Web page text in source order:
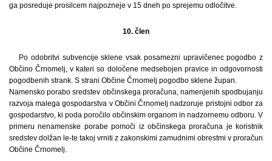
ga posreduje prosilcem najpozneje v 15 dneh po sprejemu odločitve.
10. člen
Po odobritvi subvencije sklene vsak posamezni upravičenec pogodbo z
Občino Črnomelj, v kateri so določene medsebojen pravice in odgovornosti
pogodbenih strank. S strani Občine Črnomelj pogodbo sklene župan.
Namensko porabo sredstev občinskega proračuna, namenjenih spodbujanju
razvoja malega gospodarstva v Občini Črnomelj nadzoruje pristojni odbor za
gospodarstvo, ki poda poročilo občinskim organom in nadzornemu odboru. V
primeru nenamenske porabe pomoči iz občinskega proračuna je koristnik
sredstev dolžan le-te takoj vrniti z zakonskimi zamudnimi obrestmi v proračun
Občine Črnomelj.